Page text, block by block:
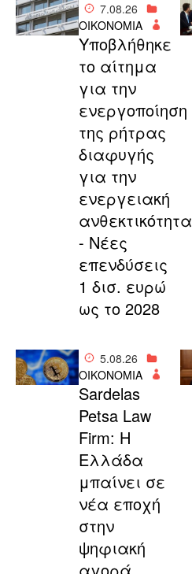
7.08.26
ΟΙΚΟΝΟΜΙΑ
Υποβλήθηκε
το αίτημα
για την
ενεργοποίηση
της ρήτρας
διαφυγής
για την
ενεργειακή
ανθεκτικότητα
- Νέες
επενδύσεις
1 δισ. ευρώ
ως το 2028
5.08.26
ΟΙΚΟΝΟΜΙΑ
Sardelas
Petsa Law
Firm: Η
Ελλάδα
μπαίνει σε
νέα εποχή
στην
ψηφιακή